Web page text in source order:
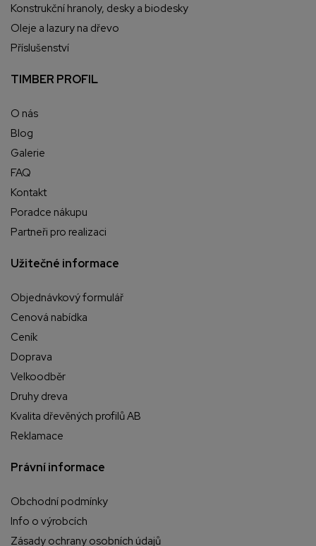
Konstrukční hranoly, desky a biodesky
Oleje a lazury na dřevo
Příslušenství
TIMBER PROFIL
O nás
Blog
Galerie
FAQ
Kontakt
Poradce nákupu
Partneři pro realizaci
Užitečné informace
Objednávkový formulář
Cenová nabídka
Ceník
Doprava
Velkoodběr
Druhy dreva
Kvalita dřevěných profilů AB
Reklamace
Právní informace
Obchodní podmínky
Info o výrobcích
Zásady ochrany osobních údajů